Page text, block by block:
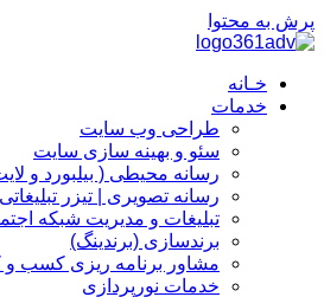
پرش به محتوا
خـانه
خدمات
طراحی وب سایت
سئو و بهینه سازی سایت
رسانه محیطی ( بیلبورد و
رسانه تصویری | تیزر تبلیغاتی
تبلیغات و مدیریت شبکه
برندسازی (برندینگ)‌
مشاور برنامه ریزی کسب و
خدمات نورپردازی